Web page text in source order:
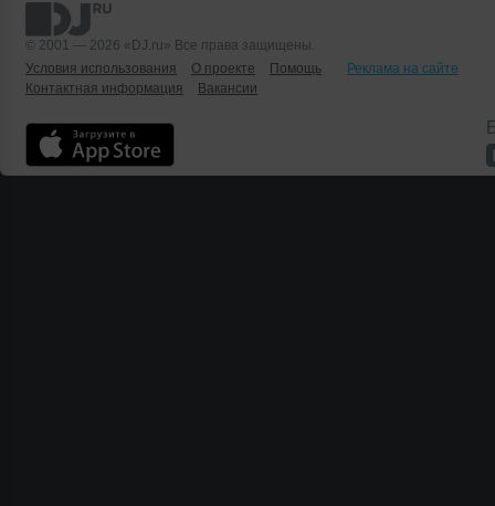
© 2001 — 2026 «DJ.ru» Все права защищены.
Условия использования
О проекте Помощь
Реклама на сайте
Контактная информация
Вакансии